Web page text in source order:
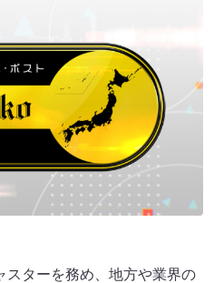
スターを務め、地方や業界の